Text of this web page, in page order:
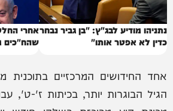
נתניהו מודיע לבג"ץ: "בן גביר נבחר
כדין לא אפטר אותו"
אחרי
שהח"כים
אחד החידושים המרכזיים בתוכנית
הגיל הבוגרות יותר, בכיתות ז'-ט',